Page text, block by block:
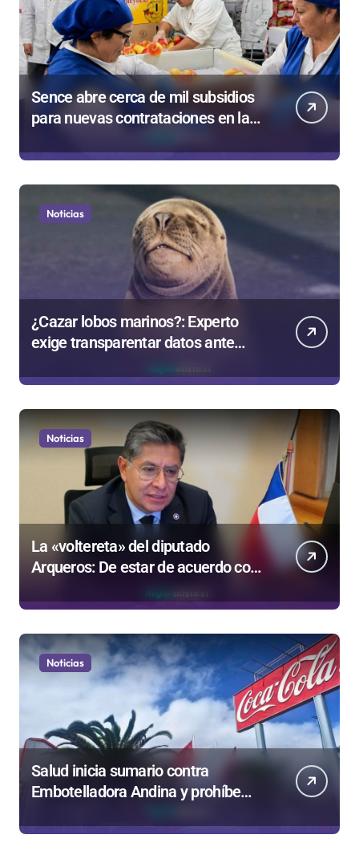
Sence abre cerca de mil subsidios
para nuevas contrataciones en la
Noticias
¿Cazar lobos marinos?: Experto
exige transparentar datos ante
Gobierno
Noticias
La «voltereta» del diputado
Arqueros: De estar de acuerdo con
privatizar Codelco a defender una
empresa 100% estatal
Noticias
Salud inicia sumario contra
Embotelladora Andina y prohíbe
laborales